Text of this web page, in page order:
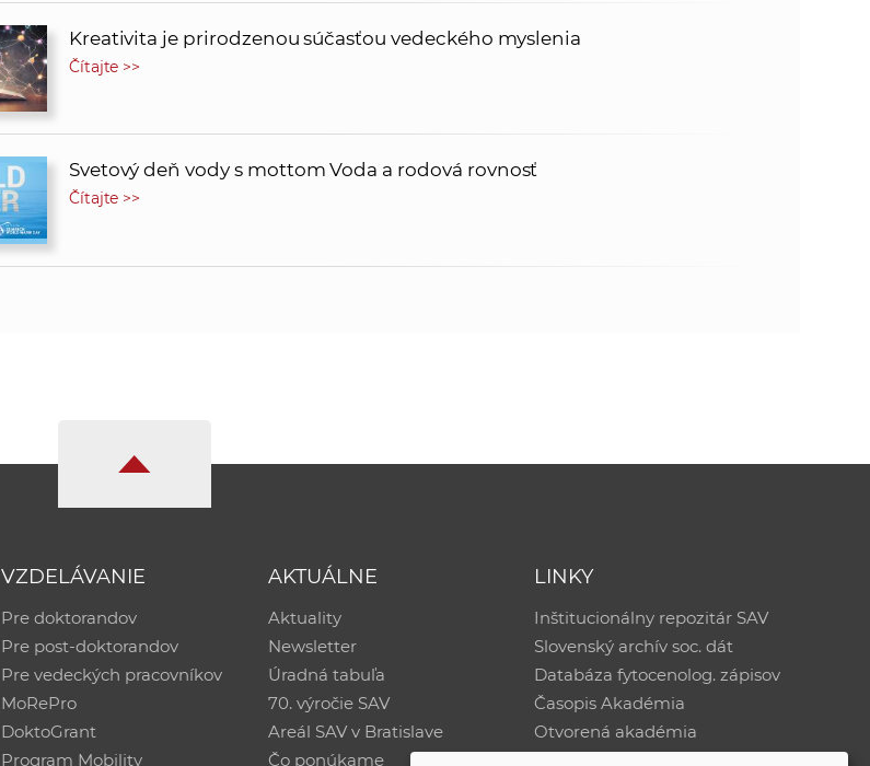
Kreativita je prirodzenou súčasťou vedeckého myslenia
Čítajte >>
Svetový deň vody s mottom Voda a rodová rovnosť
Čítajte >>
VZDELÁVANIE
Pre doktorandov
Pre post-doktorandov
Pre vedeckých pracovníkov
MoRePro
DoktoGrant
Program Mobility
AKTUÁLNE
Aktuality
Newsletter
Úradná tabuľa
70. výročie SAV
Areál SAV v Bratislave
Čo ponúkame
LINKY
Inštitucionálny repozitár SAV
Slovenský archív soc. dát
Databáza fytocenolog. zápisov
Časopis Akadémia
Otvorená akadémia